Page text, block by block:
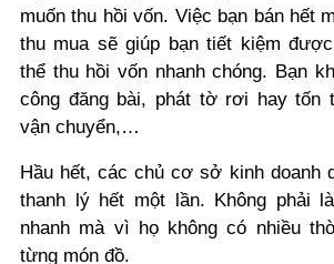
muốn thu hồi vốn. Việc bạn bán hết
thu mua sẽ giúp bạn tiết kiệm
thể thu hồi vốn nhanh chóng. Bạn
công đăng bài, phát tờ rơi hay tốn
vận chuyển,…
Hầu hết, các chủ cơ sở kinh doanh
thanh lý hết một lần. Không phải
nhanh mà vì họ không có nhiều
từng món đồ.